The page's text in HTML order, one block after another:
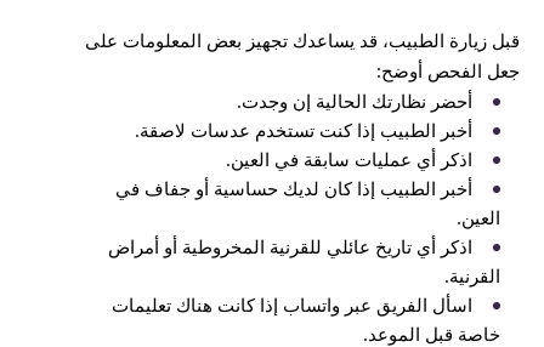
قبل زيارة الطبيب، قد يساعدك تجهيز بعض المعلومات على
جعل الفحص أوضح:
أحضر نظارتك الحالية إن وجدت.
أخبر الطبيب إذا كنت تستخدم عدسات لاصقة.
اذكر أي عمليات سابقة في العين.
أخبر الطبيب إذا كان لديك حساسية أو جفاف في
العين.
اذكر أي تاريخ عائلي للقرنية المخروطية أو أمراض
القرنية.
اسأل الفريق عبر واتساب إذا كانت هناك تعليمات
خاصة قبل الموعد.